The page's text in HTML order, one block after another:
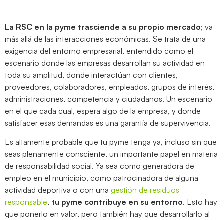
La RSC en la pyme trasciende a su propio mercado; va
más allá de las interacciones económicas. Se trata de una
exigencia del entorno empresarial, entendido como el
escenario donde las empresas desarrollan su actividad en
toda su amplitud, donde interactúan con clientes,
proveedores, colaboradores, empleados, grupos de interés,
administraciones, competencia y ciudadanos. Un escenario
en el que cada cual, espera algo de la empresa, y donde
satisfacer esas demandas es una garantía de supervivencia.
Es altamente probable que tu pyme tenga ya, incluso sin que
seas plenamente consciente, un importante papel en materia
de responsabilidad social. Ya sea como generadora de
empleo en el municipio, como patrocinadora de alguna
actividad deportiva o con una gestión de residuos
responsable, tu pyme contribuye en su entorno. Esto hay
que ponerlo en valor, pero también hay que desarrollarlo al